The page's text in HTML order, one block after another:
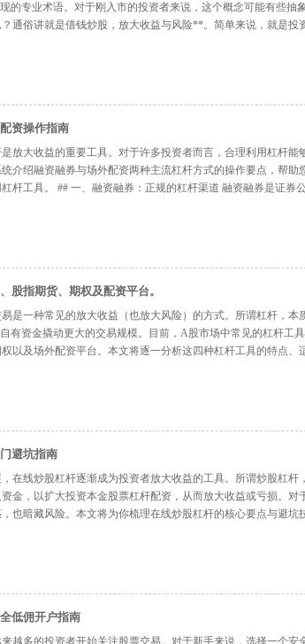
的专业术语。对于刚入市的投资者来说，这个概念可能有些抽
通俗讲就是借钱炒股，放大收益与风险**。简单来说，就是投
金，用较少的本金撬动更大的投资金额，从而在股价波动中获
资操作指南
放大收益的重要工具。对于许多投资者而言，合理利用杠杆能
介绍融资融券与场外配资两种主流杠杆方式的操作要点，帮助
杆工具。 ## 一、融资融券：正规的杠杆渠道 融资融券是证券
于场内合法杠杆工具。投资者需满足以下条件：证券账户资产
股指期货、期权及配资平台。
是一种常见的放大收益（也放大风险）的方式。所谓杠杆，本
有资金撬动更大的交易规模。目前，A股市场中常见的杠杆工
以及场外配资平台。本文将逐一分析这四种杠杆工具的特点、
最基础的杠杆工具 融资融券是证券公司向投资者提供的信用交易
避坑指南
在线炒股杠杆逐渐成为投资者放大收益的工具。所谓炒股杠杆
金，以扩大投资本金股票杠杆配资，从而放大收益或亏损。对
也暗藏风险。本文将为你梳理在线炒股杠杆的核心要点与避坑
杆的本质：双刃剑效应 杠杆的核心逻辑是“以小博大”。例如，使
低佣开户指南
越多的投资者开始关注股票交易。对于新手来说，选择一个安